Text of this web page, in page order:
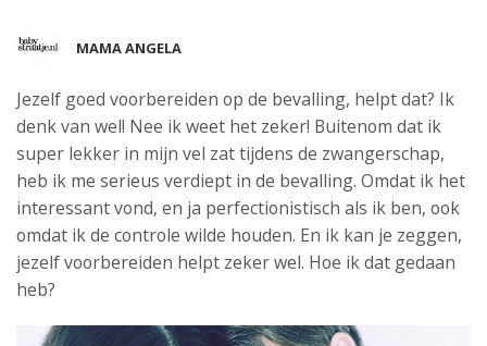
MAMA ANGELA
Jezelf goed voorbereiden op de bevalling, helpt dat? Ik
denk van wel! Nee ik weet het zeker! Buitenom dat ik
super lekker in mijn vel zat tijdens de zwangerschap,
heb ik me serieus verdiept in de bevalling. Omdat ik het
interessant vond, en ja perfectionistisch als ik ben, ook
omdat ik de controle wilde houden. En ik kan je zeggen,
jezelf voorbereiden helpt zeker wel. Hoe ik dat gedaan
heb?